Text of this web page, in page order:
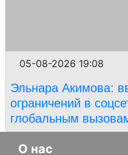
05-08-2026 19:08
Эльнара Акимова:
ограничений в
глобальным
О нас